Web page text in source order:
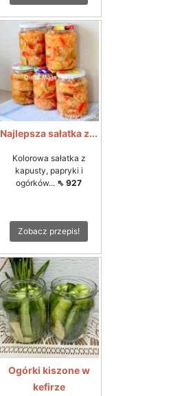
Najlepsza sałatka z...
Kolorowa sałatka z
kapusty, papryki i
ogórków... ⇖ 927
Zobacz przepis!
Ogórki kiszone w
kefirze